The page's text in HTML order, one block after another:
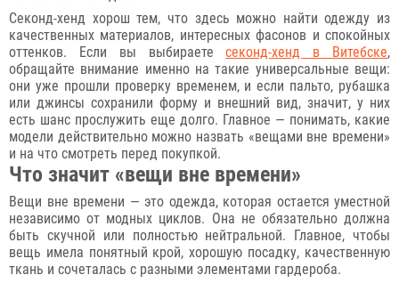
Секонд-хенд хорош тем, что здесь можно найти одежду из
качественных материалов, интересных фасонов и спокойных
оттенков. Если вы выбираетесеконд-хенд в Витебске,
обращайте внимание именно на такие универсальные вещи:
они уже прошли проверку временем, и если пальто, рубашка
или джинсы сохранили форму и внешний вид, значит, у них
есть шанс прослужить еще долго. Главное — понимать, какие
модели действительно можно назвать «вещами вне времени»
и на что смотреть перед покупкой.
Что значит «вещи вне времени»
Вещи вне времени — это одежда, которая остается уместной
независимо от модных циклов. Она не обязательно должна
быть скучной или полностью нейтральной. Главное, чтобы
вещь имела понятный крой, хорошую посадку, качественную
ткань и сочеталась с разными элементами гардероба.